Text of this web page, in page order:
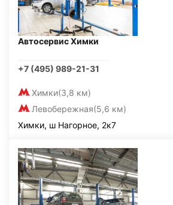
Автосервис Химки
+7 (495) 989-21-31
Химки(3,8 км)
Левобережная(5,6 км)
Химки, ш Нагорное, 2к7